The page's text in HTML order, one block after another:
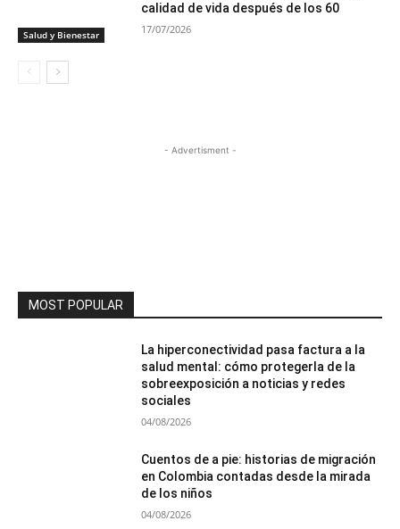
Salud y Bienestar
calidad de vida después de los 60
17/07/2026
- Advertisment -
MOST POPULAR
La hiperconectividad pasa factura a la
salud mental: cómo protegerla de la
sobreexposición a noticias y redes
sociales
04/08/2026
Cuentos de a pie: historias de migración
en Colombia contadas desde la mirada
de los niños
04/08/2026